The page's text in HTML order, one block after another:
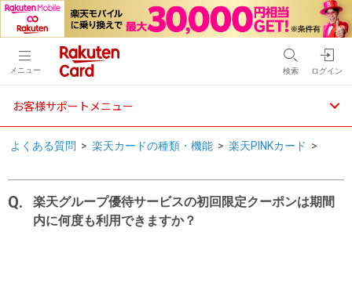
メニュー 検索 ログイン
お客様サポートメニュー
よくある質問 > 楽天カードの種類・機能 > 楽天PINKカード >
楽天グループ優待サービスの初回限定クーポンは期間
内に何度も利用できますか？